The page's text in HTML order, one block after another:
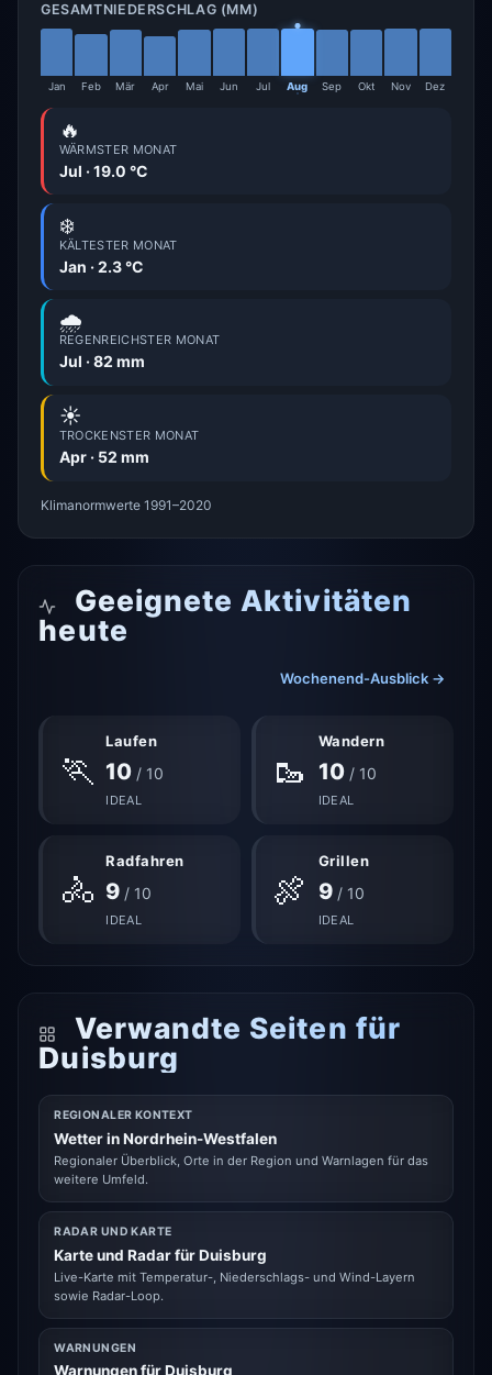
GESAMTNIEDERSCHLAG (MM)
Jan Feb Mär Apr Mai Jun Jul Aug Sep Okt Nov Dez
🔥
WÄRMSTER MONAT
Jul · 19.0 °C
❄️
KÄLTESTER MONAT
Jan · 2.3 °C
🌧️
REGENREICHSTER MONAT
Jul · 82 mm
☀️
TROCKENSTER MONAT
Apr · 52 mm
Klimanormwerte 1991–2020
Geeignete Aktivitäten
heute
Wochenend-Ausblick →
🏃
Laufen
10 / 10
IDEAL
🥾
Wandern
10/ 10
IDEAL
🚴
Radfahren
9 / 10
IDEAL
🍖
Grillen
9/ 10
IDEAL
Verwandte Seiten für
Duisburg
REGIONALER KONTEXT
Wetter in Nordrhein-Westfalen
Regionaler Überblick, Orte in der Region und Warnlagen für das
weitere Umfeld.
RADAR UND KARTE
Karte und Radar für Duisburg
Live-Karte mit Temperatur-, Niederschlags- und Wind-Layern
sowie Radar-Loop.
WARNUNGEN
Warnungen für Duisburg